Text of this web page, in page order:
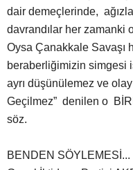
dair demeçlerinde,
davrandılar her zamanki
Oysa Çanakkale Savaşı
beraberliğimizin simgesi
ayrı düşünülemez ve
Geçilmez” denilen o
söz.
BENDEN SÖYLEMESİ...